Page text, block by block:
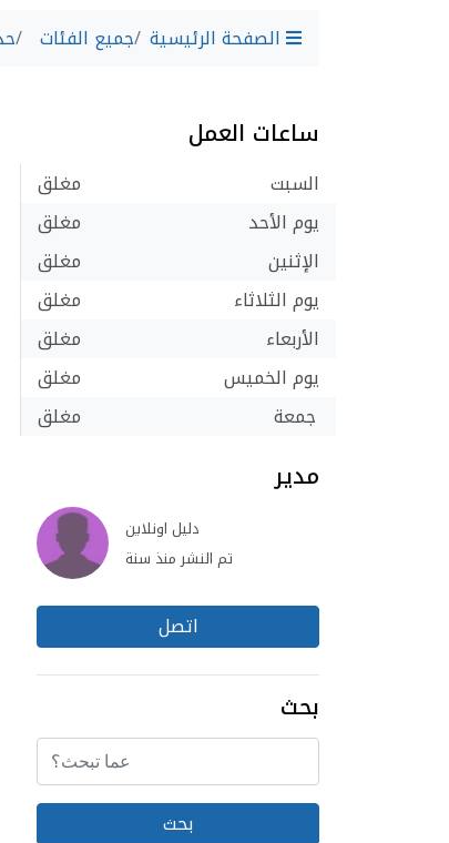
الصفحة الرئيسية جميع الفئات
ساعات العمل
السبت
مغلق
يوم الأحد
مغلق
الإثنين
مغلق
يوم الثلاثاء
مغلق
الأربعاء
مغلق
يوم الخميس
مغلق
جمعة
مغلق
مدير
دليل اونلاين
تم النشر منذ سنة
اتصل
بحث